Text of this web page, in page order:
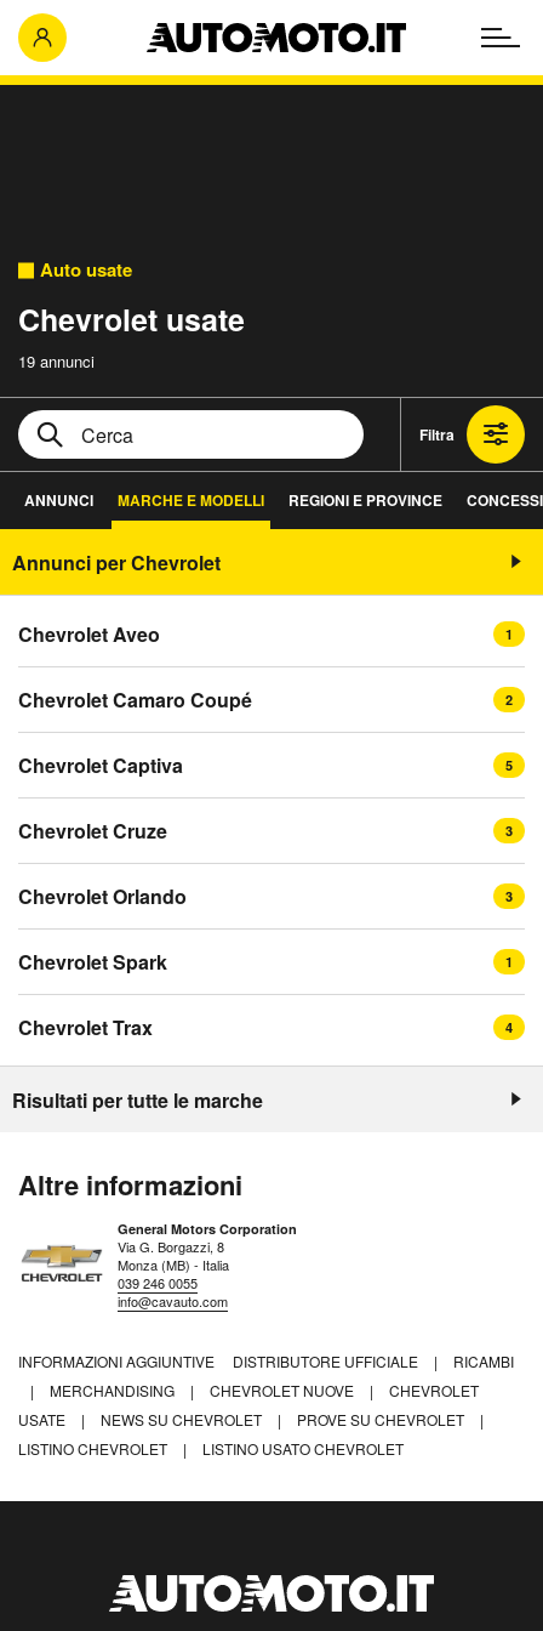
Auto usate
Chevrolet usate
19 annunci
Filtra
ANNUNCI MARCHE E MODELLI REGIONI E PROVINCE
Annunci per Chevrolet
Chevrolet Aveo 1
Chevrolet Camaro Coupé 2
Chevrolet Captiva 5
Chevrolet Cruze 3
Chevrolet Orlando 3
Chevrolet Spark 1
Chevrolet Trax 4
Risultati per tutte le marche
Altre informazioni
General Motors Corporation
Via G. Borgazzi, 8
Monza (MB) - Italia
039 246 0055
info@cavauto.com
INFORMAZIONI AGGIUNTIVE DISTRIBUTORE UFFICIALE |
RICAMBI
|
MERCHANDISING | CHEVROLET NUOVE |
CHEVROLET
USATE
| NEWS SU CHEVROLET | PROVE SU CHEVROLET
|
LISTINO CHEVROLET
| LISTINO USATO CHEVROLET